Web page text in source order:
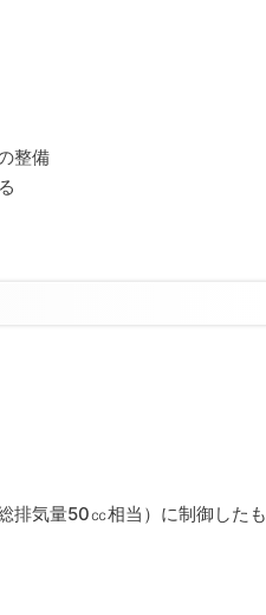
整備
排気量50㏄相当）に制御したも